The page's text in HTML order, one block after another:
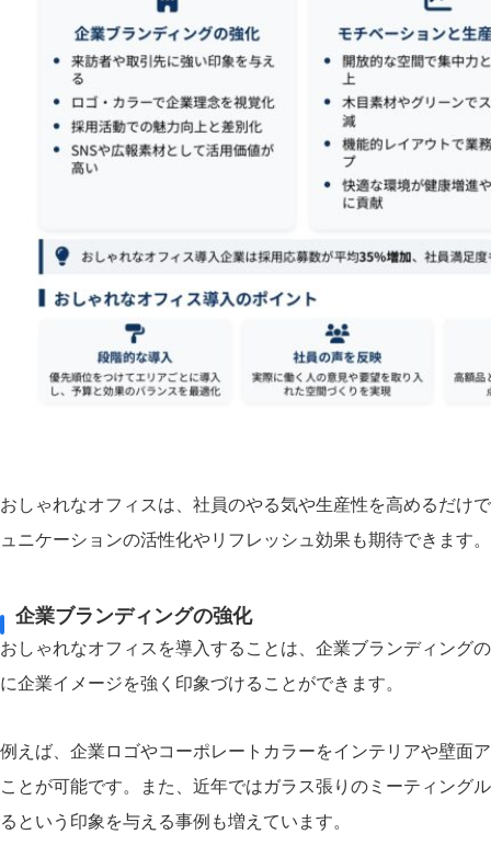
おしゃれなオフィスは、社員のやる気や生産性を高めるだけ
ュニケーションの活性化やリフレッシュ効果も期待できます。
企業ブランディングの強化
おしゃれなオフィスを導入することは、企業ブランディング
に企業イメージを強く印象づけることができます。
例えば、企業ロゴやコーポレートカラーをインテリアや壁面
ことが可能です。また、近年ではガラス張りのミーティング
るという印象を与える事例も増えています。